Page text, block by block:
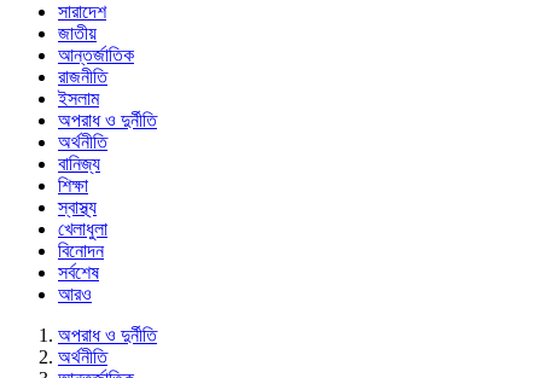
সারাদেশ
জাতীয়
আন্তর্জাতিক
রাজনীতি
ইসলাম
অপরাধ ও দুর্নীতি
অর্থনীতি
বানিজ্য
শিক্ষা
স্বাস্থ্য
খেলাধুলা
বিনোদন
সর্বশেষ
আরও
অপরাধ ও দুর্নীতি
অর্থনীতি